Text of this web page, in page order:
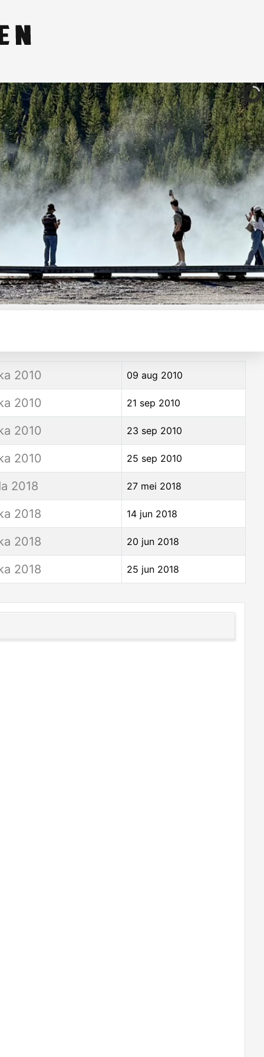
2010 09 aug 2010
2010 21 sep 2010
2010 23 sep 2010
2010 25 sep 2010
2018 27 mei 2018
2018 14 jun 2018
2018 20 jun 2018
2018 25 jun 2018